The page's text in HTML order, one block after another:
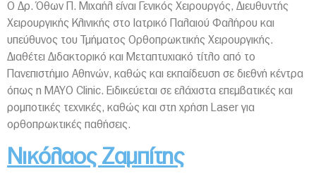
Ο Δρ. Όθων Π. Μιχαήλ είναι Γενικός Χειρουργός, Διευθυντής
Χειρουργικής Κλινικής στο Ιατρικό Παλαιού Φαλήρου και
υπεύθυνος του Τμήματος Ορθοπρωκτικής Χειρουργικής.
Διαθέτει Διδακτορικό και Μεταπτυχιακό τίτλο από το
Πανεπιστήμιο Αθηνών, καθώς και εκπαίδευση σε διεθνή κέντρα
όπως η MAYO Clinic. Ειδικεύεται σε ελάχιστα επεμβατικές και
ρομποτικές τεχνικές, καθώς και στη χρήση Laser για
ορθοπρωκτικές παθήσεις.
Νικόλαος Ζαμπίτης